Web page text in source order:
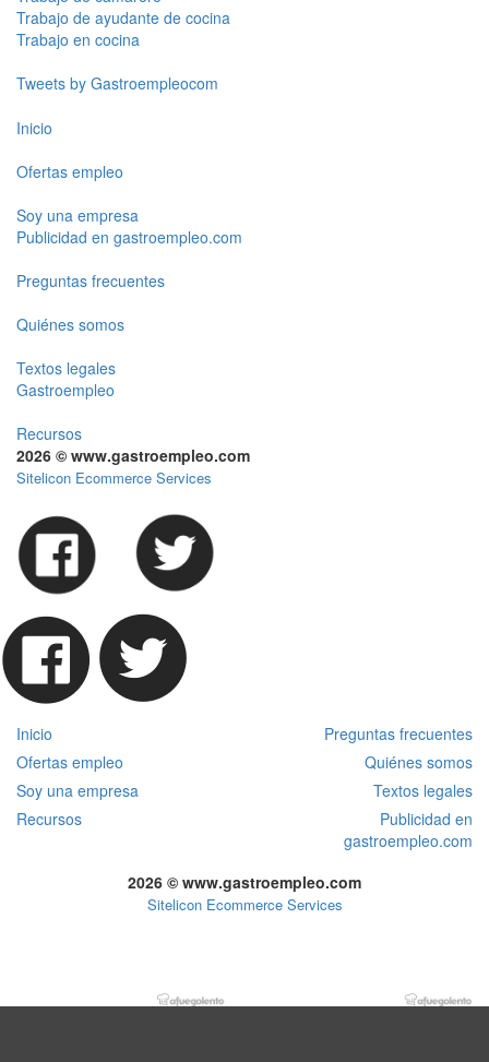
Trabajo de ayudante de cocina
Trabajo en cocina
Tweets by Gastroempleocom
Inicio
Ofertas empleo
Soy una empresa
Publicidad en gastroempleo.com
Preguntas frecuentes
Quiénes somos
Textos legales
Gastroempleo
Recursos
2026 © www.gastroempleo.com
Sitelicon Ecommerce Services
Inicio
Preguntas frecuentes
Ofertas empleo
Quiénes somos
Soy una empresa
Textos legales
Recursos
Publicidad en
gastroempleo.com
2026 © www.gastroempleo.com
Sitelicon Ecommerce Services